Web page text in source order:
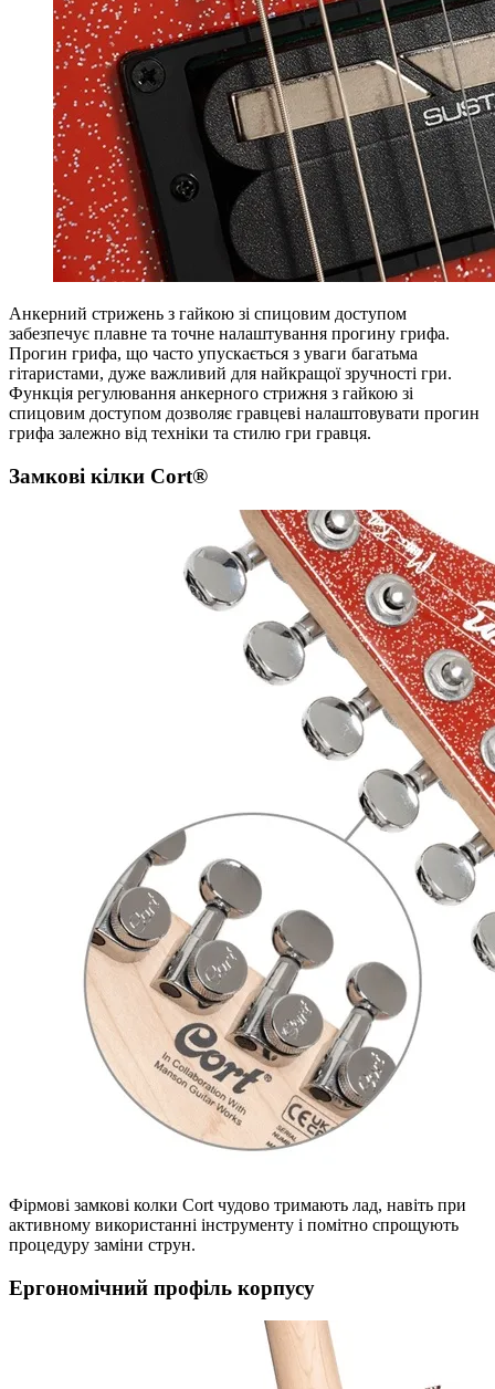
Анкерний стрижень з гайкою зі спицовим доступом
забезпечує плавне та точне налаштування прогину грифа.
Прогин грифа, що часто упускається з уваги багатьма
гітаристами, дуже важливий для найкращої зручності гри.
Функція регулювання анкерного стрижня з гайкою зі
спицовим доступом дозволяє гравцеві налаштовувати прогин
грифа залежно від техніки та стилю гри гравця.
Замкові кілки Cort®
Фірмові замкові колки Cort чудово тримають лад, навіть при
активному використанні інструменту і помітно спрощують
процедуру заміни струн.
Ергономічний профіль корпусу